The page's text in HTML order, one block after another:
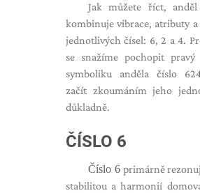
Jak můžete říct,
kombinuje vibrace, atributy
jednotlivých čísel: 6, 2 a 4.
se snažíme pochopit pravý
symboliku anděla číslo
začít zkoumáním jeho
důkladně.
ČÍSLO 6
Číslo 6primárně
stabilitou a harmonií